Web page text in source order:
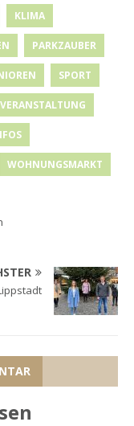
KLIMA
PARKZAUBER
SPORT
VERANSTALTUNG
WOHNUNGSMARKT